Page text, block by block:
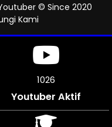
© Since 2020
Kami
1146
Youtuber Aktif